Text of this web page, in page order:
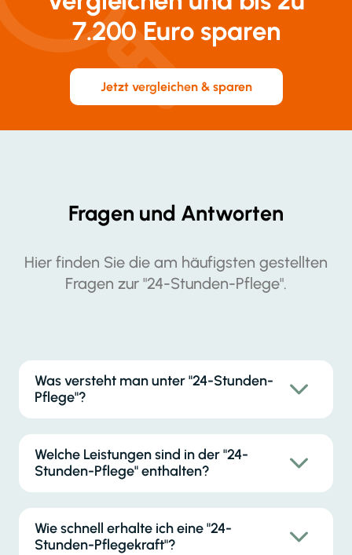
7.200 Euro sparen
Jetzt vergleichen & sparen
Fragen und Antworten
Hier finden Sie die am häufigsten gestellten
Fragen zur "24-Stunden-Pflege".
Was versteht man unter "24-Stunden-
Pflege"?
Welche Leistungen sind in der "24-
Stunden-Pflege" enthalten?
Wie schnell erhalte ich eine "24-
Stunden-Pflegekraft"?